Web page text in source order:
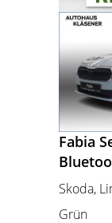
Fabia
Skoda,
Grün